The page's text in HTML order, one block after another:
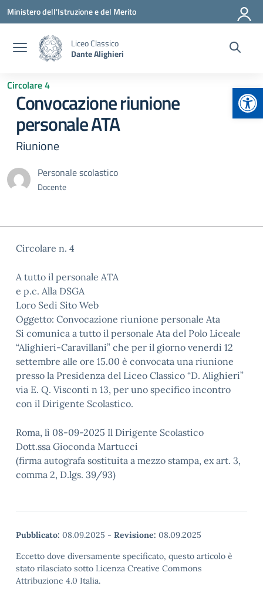
Vai ai contenuti
Vai al menu di navigazione
Vai al footer
Ministero dell'Istruzione e del Merito
Liceo Classico
Dante Alighieri
Circolare 4
Convocazione riunione
personale ATA
Riunione
Personale scolastico
Docente
Circolare n. 4
A tutto il personale ATA
e p.c. Alla DSGA
Loro Sedi Sito Web
Oggetto: Convocazione riunione personale Ata
Si comunica a tutto il personale Ata del Polo Liceale
“Alighieri-Caravillani” che per il giorno venerdì 12
settembre alle ore 15.00 è convocata una riunione
presso la Presidenza del Liceo Classico “D. Alighieri”
via E. Q. Visconti n 13, per uno specifico incontro
con il Dirigente Scolastico.
Roma, lì 08-09-2025 Il Dirigente Scolastico
Dott.ssa Gioconda Martucci
(firma autografa sostituita a mezzo stampa, ex art. 3,
comma 2, D.lgs. 39/93)
Pubblicato: 08.09.2025 - Revisione: 08.09.2025
Eccetto dove diversamente specificato, questo articolo è
stato rilasciato sotto Licenza Creative Commons
Attribuzione 4.0 Italia.